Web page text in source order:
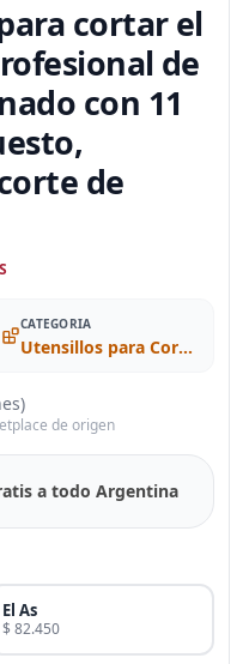
cortar el
de
con 11
de
CATEGORIA
Utensillos para Cortar Cabello
de origen
a todo Argentina
El As
$ 82.450